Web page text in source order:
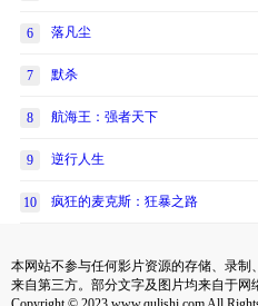
6 落凡尘
7 默杀
8 航海王：强者天下
9 逆行人生
10 疯狂的麦克斯：狂暴之路
本网站不参与任何影片资源的存储、录
来自第三方。部分文字及图片均来自于网